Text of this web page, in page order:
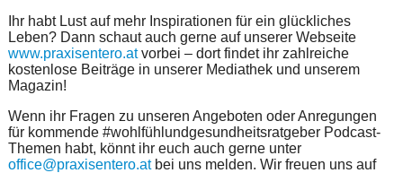
Ihr habt Lust auf mehr Inspirationen für ein glückliches
Leben? Dann schaut auch gerne auf unserer Webseite
www.praxisentero.atvorbei – dort findet ihr zahlreiche
kostenlose Beiträge in unserer Mediathek und unserem
Magazin!
Wenn ihr Fragen zu unseren Angeboten oder Anregungen
für kommende #wohlfühlundgesundheitsratgeber Podcast-
Themen habt, könnt ihr euch auch gerne unter
office@praxisentero.atbei uns melden. Wir freuen uns auf